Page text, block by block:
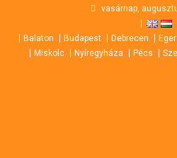
content
vasárnap,
Balaton Budapest Debrecen Eger
Miskolc
Nyíregyháza Pécs